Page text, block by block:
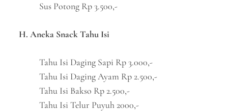
Sus Potong Rp 3.500,-
H. Aneka Snack Tahu Isi
Tahu Isi Daging Sapi Rp 3.000,-
Tahu Isi Daging Ayam Rp 2.500,-
Tahu Isi Bakso Rp 2.500,-
Tahu Isi Telur Puyuh 2000,-